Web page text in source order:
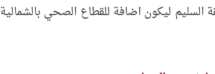
د٠عبد الرازق بمنطقة السليم ليكون اضافة للقطاع الصحي بالشمالية